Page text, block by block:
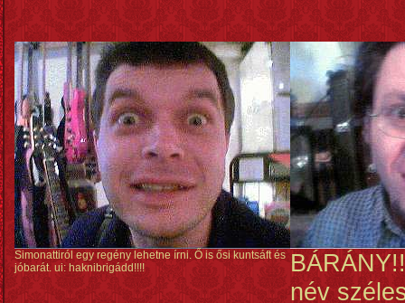
Simonattiról egy regény lehetne írni. Ő is ősi kuntsáft és
jóbarát. ui: haknibrigádd!!!!
név